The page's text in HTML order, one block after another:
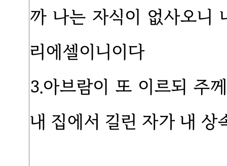
까 나는 자식이 없사오니
리에셀이니이다
3.아브람이 또 이르되 주
내 집에서 길린 자가 내 상